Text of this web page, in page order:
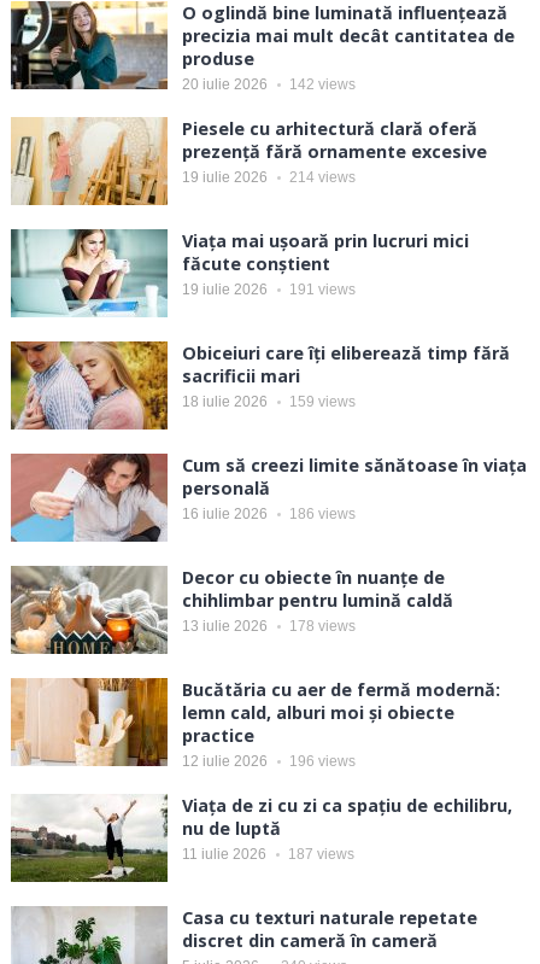
O oglindă bine luminată influențează
precizia mai mult decât cantitatea de
produse
20 iulie 2026 142 views
Piesele cu arhitectură clară oferă
prezență fără ornamente excesive
19 iulie 2026 214 views
Viața mai ușoară prin lucruri mici
făcute conștient
19 iulie 2026 191 views
Obiceiuri care îți eliberează timp fără
sacrificii mari
18 iulie 2026 159 views
Cum să creezi limite sănătoase în viața
personală
16 iulie 2026 186 views
Decor cu obiecte în nuanțe de
chihlimbar pentru lumină caldă
13 iulie 2026 178 views
Bucătăria cu aer de fermă modernă:
lemn cald, alburi moi și obiecte
practice
12 iulie 2026 196 views
Viața de zi cu zi ca spațiu de echilibru,
nu de luptă
11 iulie 2026 187 views
Casa cu texturi naturale repetate
discret din cameră în cameră